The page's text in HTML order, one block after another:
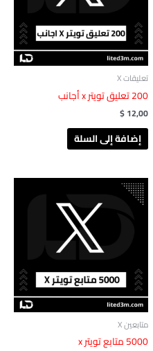
تعليقات X
‎ 200تعليق تويتر x أجانب
$12,00
إضافة إلى السلة
متابعين X